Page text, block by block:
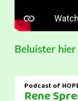
Beluister